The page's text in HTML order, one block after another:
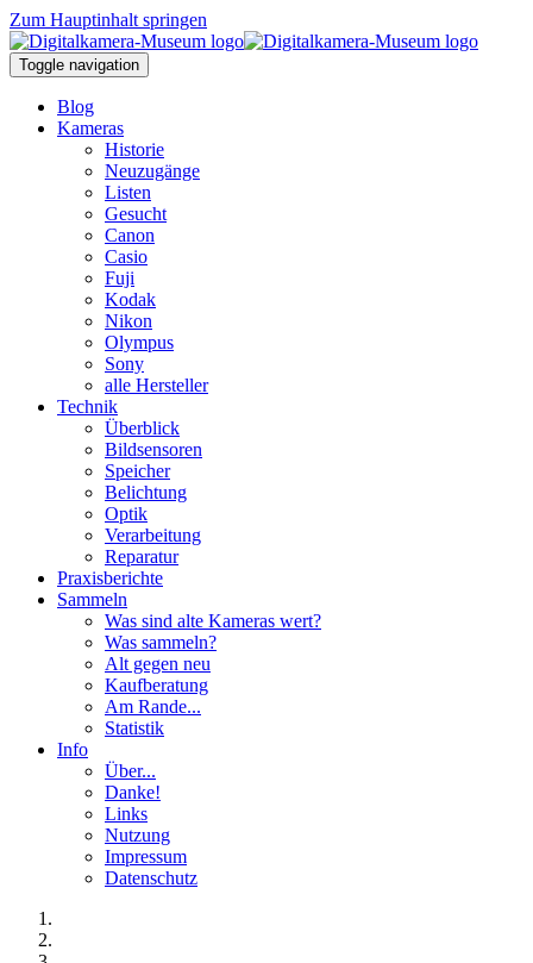
Zum Hauptinhalt springen
Toggle navigation
Blog
Kameras
Historie
Neuzugänge
Listen
Gesucht
Canon
Casio
Fuji
Kodak
Nikon
Olympus
Sony
alle Hersteller
Technik
Überblick
Bildsensoren
Speicher
Belichtung
Optik
Verarbeitung
Reparatur
Praxisberichte
Sammeln
Was sind alte Kameras wert?
Was sammeln?
Alt gegen neu
Kaufberatung
Am Rande...
Statistik
Info
Über...
Danke!
Links
Nutzung
Impressum
Datenschutz